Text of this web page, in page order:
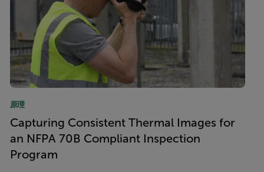
原理
Capturing Consistent Thermal Images for
an NFPA 70B Compliant Inspection
Program